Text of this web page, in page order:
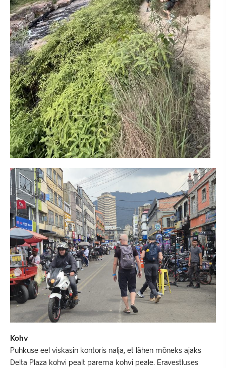
Kohv
Puhkuse eel viskasin kontoris nalja, et lähen mõneks ajaks
Delta Plaza kohvi pealt parema kohvi peale. Eravestluses